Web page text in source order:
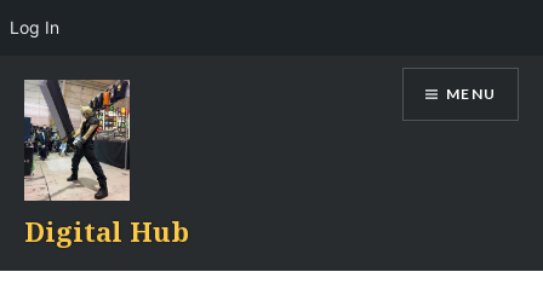
content
Digital Hub
MENU
Log In